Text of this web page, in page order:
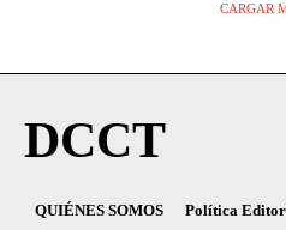
CARGAR
DCCT
QUIÉNES SOMOS Política